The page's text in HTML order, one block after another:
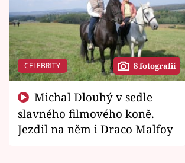
CELEBRITY 8 fotografií
slavného filmového koně.
Jezdil na něm i Draco Malfoy